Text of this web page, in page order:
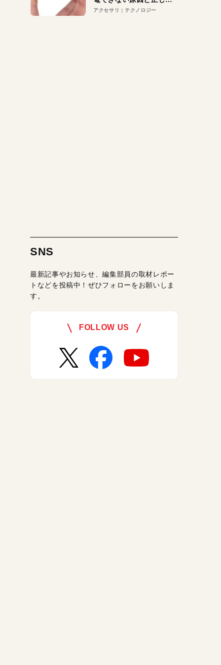
対策
アクセサリ テクノロジー
SNS
最新記事やお知らせ、編集部員の取材レポー
トなどを投稿中！ぜひフォローをお願いしま
す。
FOLLOW US